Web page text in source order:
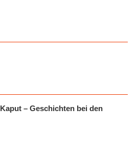
Kaput – Geschichten bei den